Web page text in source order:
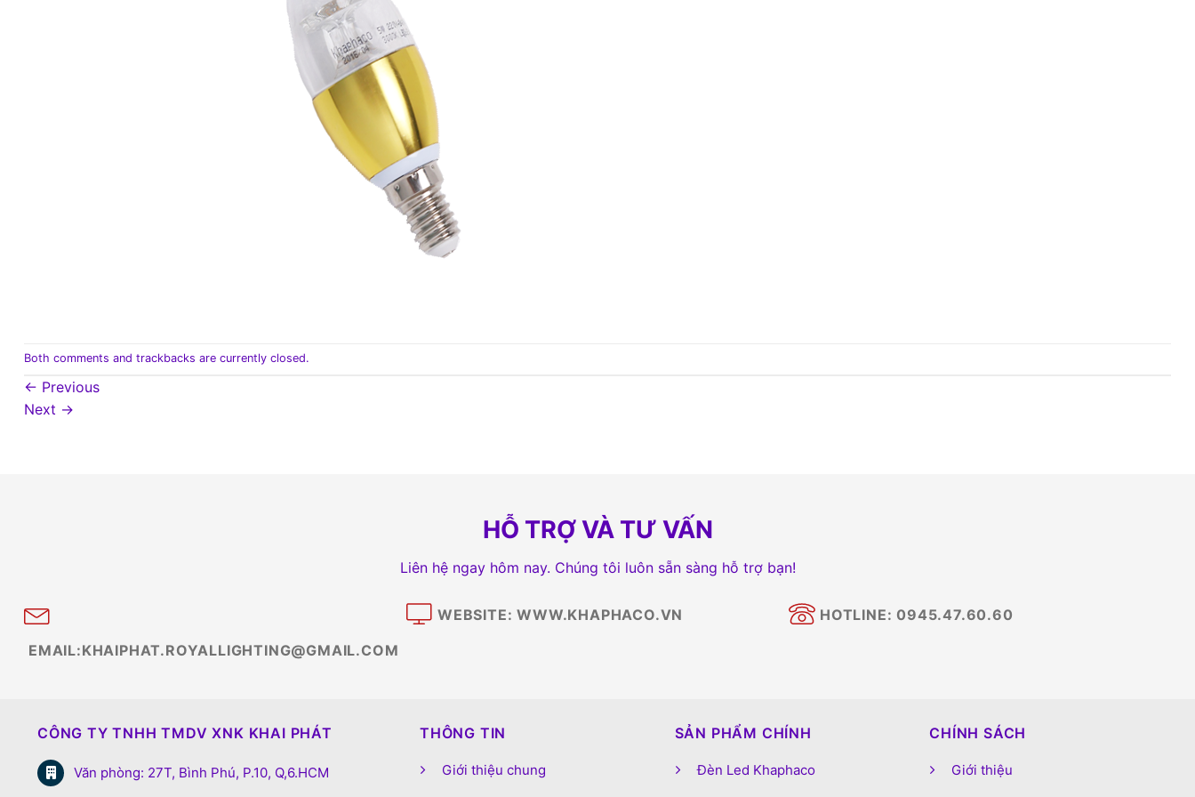
Both comments and trackbacks are currently closed.
← Previous
Next →
HỖ TRỢ VÀ TƯ VẤN
Liên hệ ngay hôm nay. Chúng tôi luôn sẵn sàng hỗ trợ bạn!
EMAIL:KHAIPHAT.ROYALLIGHTING@GMAIL.COM
WEBSITE: WWW.KHAPHACO.VN HOTLINE: 0945.47.60.60
CÔNG TY TNHH TMDV XNK KHAI PHÁT
Văn phòng: 27T, Bình Phú, P.10, Q,6.HCM
THÔNG TIN
Giới thiệu chung
SẢN PHẨM CHÍNH
Đèn Led Khaphaco
CHÍNH SÁCH
Giới thiệu